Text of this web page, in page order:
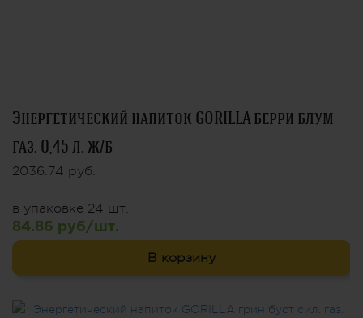
Энергетический напиток GORILLA берри блум
газ. 0,45 л. ж/б
2036.74 руб.
в упаковке 24 шт.
84.86 руб/шт.
В корзину